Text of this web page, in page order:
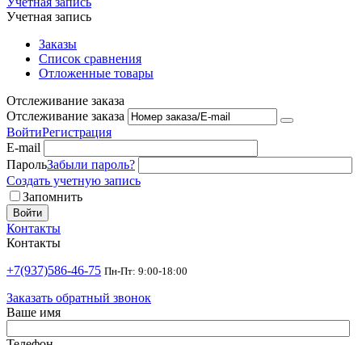
Учетная запись
Заказы
Список сравнения
Отложенные товары
Отслеживание заказа
Отслеживание заказа
ВойтиРегистрация
E-mail
ПарольЗабыли пароль?
Создать учетную запись
Запомнить
Войти
Контакты
Контакты
+7(937)586-46-75 Пн-Пт: 9:00-18:00
Заказать обратный звонок
Ваше имя